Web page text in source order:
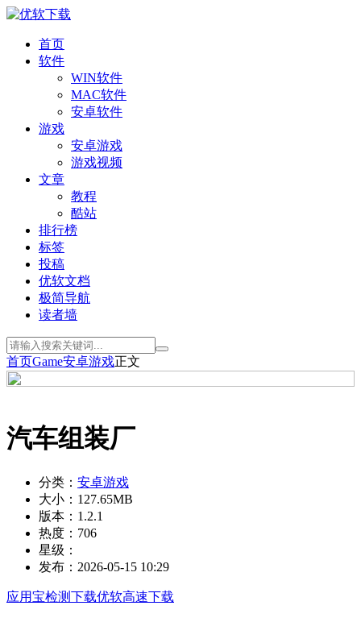
首页
软件
WIN软件
MAC软件
安卓软件
游戏
安卓游戏
游戏视频
文章
教程
酷站
排行榜
标签
投稿
优软文档
极简导航
读者墙
首页Game安卓游戏正文
汽车组装厂
分类： 安卓游戏
大小： 127.65MB
版本： 1.2.1
热度： 706
星级：
发布： 2026-05-15 10:29
应用宝检测下载优软高速下载